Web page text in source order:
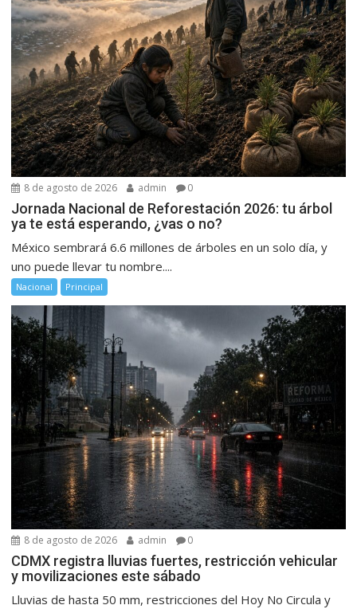
8 de agosto de 2026 admin 0
Jornada Nacional de Reforestación 2026: tu árbol
ya te está esperando, ¿vas o no?
México sembrará 6.6 millones de árboles en un solo día, y
uno puede llevar tu nombre....
Nacional Principal
8 de agosto de 2026 admin 0
CDMX registra lluvias fuertes, restricción vehicular
y movilizaciones este sábado
Lluvias de hasta 50 mm, restricciones del Hoy No Circula y